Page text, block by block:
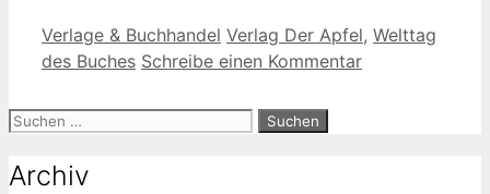
Kategorien
Verlage & Buchhandel Schlagwörter
Verlag Der Apfel, Welttag
des Buches Schreibe einen Kommentar
Suche
Archiv